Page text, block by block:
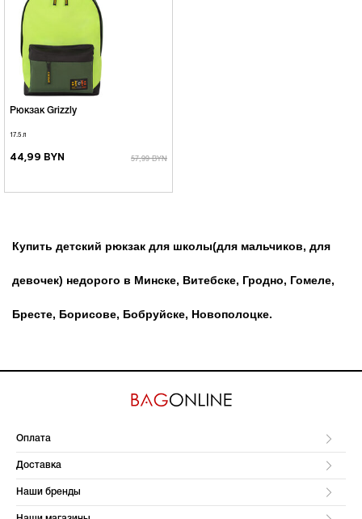
Рюкзак Grizzly
17.5 л
44,99 BYN 57,99 BYN
Купить детский рюкзак для школы(для мальчиков, для
девочек) недорого в Минске, Витебске, Гродно, Гомеле,
Бресте, Борисове, Бобруйске, Новополоцке.
Оплата
Доставка
Наши бренды